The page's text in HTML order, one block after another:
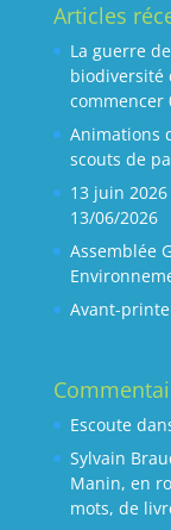
Articles
La guerre
biodiversité
commencer
Animations
scouts de
13 juin
13/06/2026
Assemblée
Avant-
Escoute
Sylvain
Manin, en
mots, de